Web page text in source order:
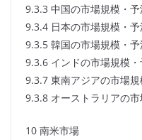
9.3.3 中国の市場規模・予
9.3.4 日本の市場規模・予
9.3.5 韓国の市場規模・予
9.3.6 インドの市場規模・
9.3.7 東南アジアの市場規
9.3.8 オーストラリアの
10 南米市場